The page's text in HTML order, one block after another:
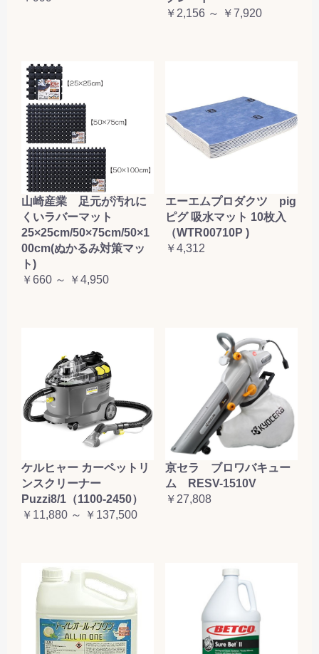
￥2,156 ～ ￥7,920
山崎産業 足元が汚れに
くいラバーマット
25×25cm/50×75cm/50×1
00cm(ぬかるみ対策マッ
ト)
￥660 ～ ￥4,950
エーエムプロダクツ pig
ピグ 吸水マット 10枚入
（WTR00710P )
￥4,312
ケルヒャー カーペットリ
ンスクリーナー
Puzzi8/1（1100-2450）
￥11,880 ～ ￥137,500
京セラ ブロワバキュー
ム RESV-1510V
￥27,808